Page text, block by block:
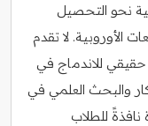
نحو التحصيل
الأوروبية. لا تقدم
للاندماج في
والبحث العلمي في
للطلاب